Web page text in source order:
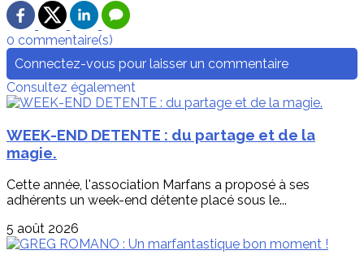
0 commentaire(s)
Connectez-vous pour laisser un commentaire
Consultez également
WEEK-END DETENTE : du partage et de la
magie.
Cette année, l'association Marfans a proposé à ses
adhérents un week-end détente placé sous le...
5 août 2026